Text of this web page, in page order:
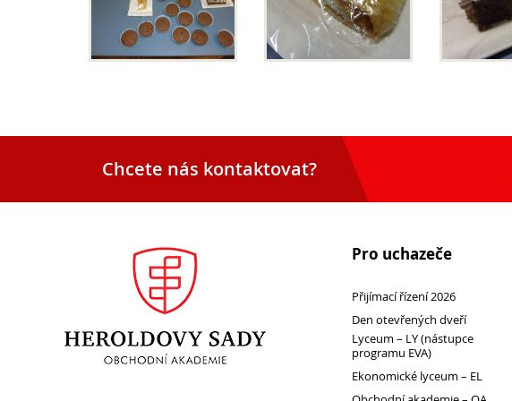
Chcete nás kontaktovat?
Pro uchazeče
Přijímací řízení 2026
Den otevřených dveří
Lyceum – LY (nástupce
programu EVA)
Ekonomické lyceum – EL